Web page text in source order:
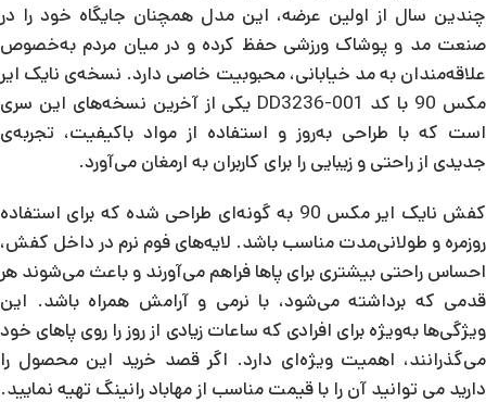
چندین سال از اولین عرضه، این مدل همچنان جایگاه خود را در
صنعت مد و پوشاک ورزشی حفظ کرده و در میان مردم به‌خصوص
علاقه‌مندان به مد خیابانی، محبوبیت خاصی دارد. نسخه‌ی نایک ایر
مکس 90 با کد DD3236-001 یکی از آخرین نسخه‌های این سری
است که با طراحی به‌روز و استفاده از مواد باکیفیت، تجربه‌ی
جدیدی از راحتی و زیبایی را برای کاربران به ارمغان می‌آورد.
کفش نایک ایر مکس 90 به گونه‌ای طراحی شده که برای استفاده
روزمره و طولانی‌مدت مناسب باشد. لایه‌های فوم نرم در داخل کفش،
احساس راحتی بیشتری برای پاها فراهم می‌آورند و باعث می‌شوند هر
قدمی که برداشته می‌شود، با نرمی و آرامش همراه باشد. این
ویژگی‌ها به‌ویژه برای افرادی که ساعات زیادی از روز را روی پاهای خود
می‌گذرانند، اهمیت ویژه‌ای دارد. اگر قصد خرید این محصول را
دارید می توانید آن را با قیمت مناسب از مهاباد رانینگ تهیه نمایید.